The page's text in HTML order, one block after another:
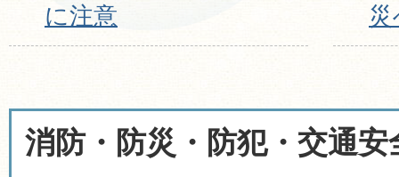
に注意
消防・防災・防犯・交通安